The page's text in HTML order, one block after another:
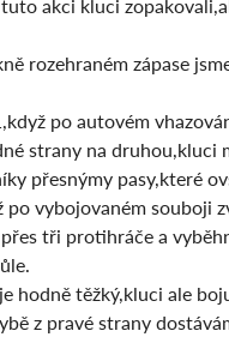
akci kluci
rozehraném zápase
po autovém
strany na druhou,kluci
přesnýmy pasy,které
vybojovaném souboji
tři protihráče a
hodně těžký,kluci ale
z pravé strany